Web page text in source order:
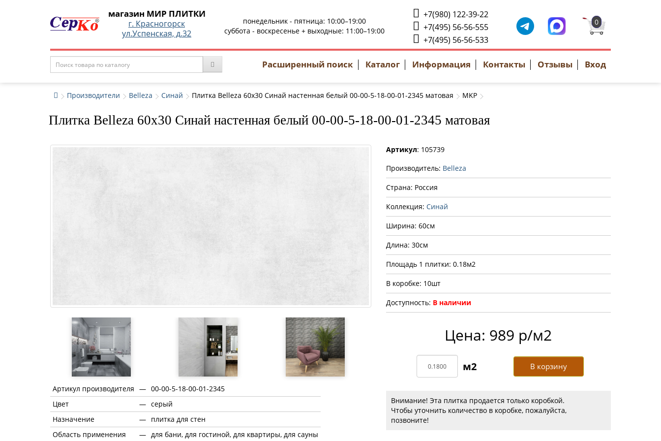
магазин МИР ПЛИТКИ
г. Красногорск
ул.Успенская, д.32
понедельник - пятница: 10:00–19:00
суббота - воскресенье + выходные: 11:00–19:00
+7(980) 122-39-22
+7(495) 56-56-555
+7(495) 56-56-533
0
Расширенный поиск Каталог Информация Контакты Отзывы Вход
Производители Belleza Синай Плитка Belleza 60x30 Синай настенная белый 00-00-5-18-00-01-2345 матовая MKP
Плитка Belleza 60x30 Синай настенная белый 00-00-5-18-00-01-2345 матовая
Артикул производителя — 00-00-5-18-00-01-2345
Цвет
— серый
Назначение
— плитка для стен
Область применения
— для бани, для гостиной, для квартиры, для сауны
Артикул: 105739
Производитель: Belleza
Страна: Россия
Коллекция: Синай
Ширина: 60см
Длина: 30см
Площадь 1 плитки: 0.18м2
В коробке: 10шт
Доступность: В наличии
Цена: 989 р/м2
В корзину
Внимание! Эта плитка продается только коробкой.
Чтобы уточнить количество в коробке, пожалуйста,
позвоните!